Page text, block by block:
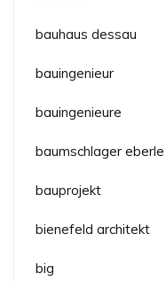
bauhaus dessau
bauingenieur
bauingenieure
baumschlager eberle
bauprojekt
bienefeld architekt
big